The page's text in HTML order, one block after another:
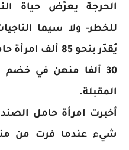
الحرجة يعرّض حياة
للخطر- ولا سيما
يُقدّر بنحو 85
30 ألفا منهن في خضم
المقبلة.
أخبرت امرأة حامل
شيء عندما فرت من